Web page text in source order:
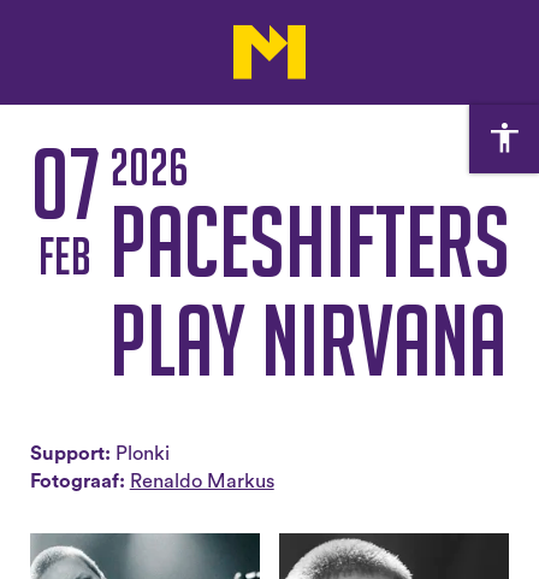
07
feb
2026
PACESHIFTERS
play Nirvana
Support: Plonki
Fotograaf: Renaldo Markus